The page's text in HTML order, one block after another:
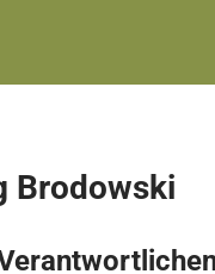
Brodowski